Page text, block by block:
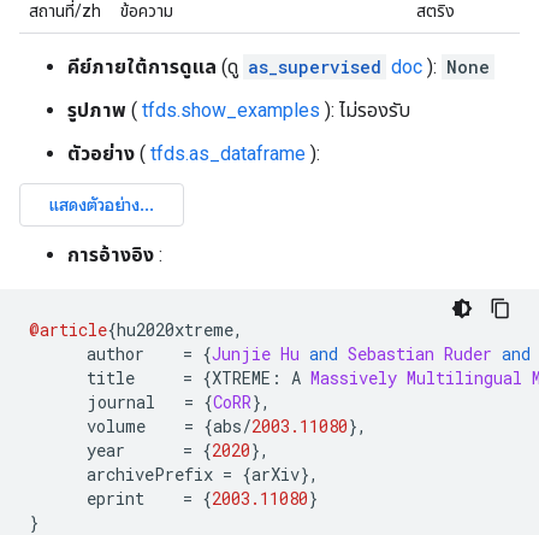
สถานที่/zh ข้อความ สตริง
คีย์ภายใต้การดูแล (ดู as_supervised doc ): None
รูปภาพ ( tfds.show_examples ): ไม่รองรับ
ตัวอย่าง ( tfds.as_dataframe ):
การอ้างอิง :
@article{hu2020xtreme,
author = {Junjie Hu and Sebastian Ruder and
title = {XTREME : A Massively Multilingual
journal = {CoRR},
volume = {abs/2003.11080},
year = {2020},
archivePrefix = {arXiv},
eprint = {2003.11080}
}